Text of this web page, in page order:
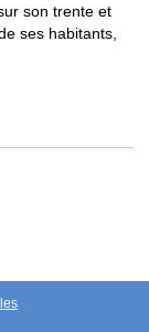
son trente et
ses habitants,